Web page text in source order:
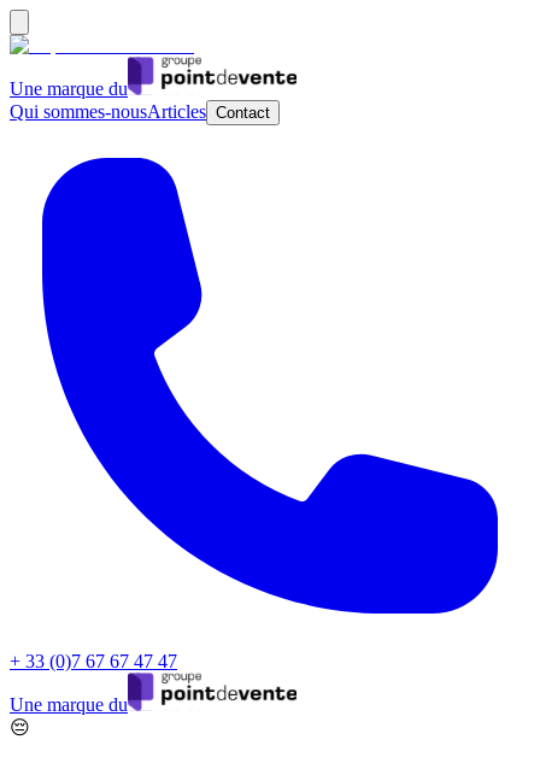
Une marque du
Qui sommes-nousArticles Contact
+ 33 (0)7 67 67 47 47
Une marque du
😔